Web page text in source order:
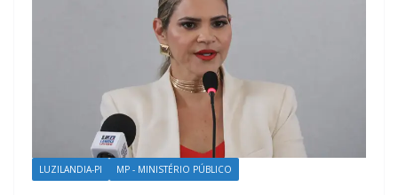
LUZILANDIA-PI MP - MINISTÉRIO PÚBLICO